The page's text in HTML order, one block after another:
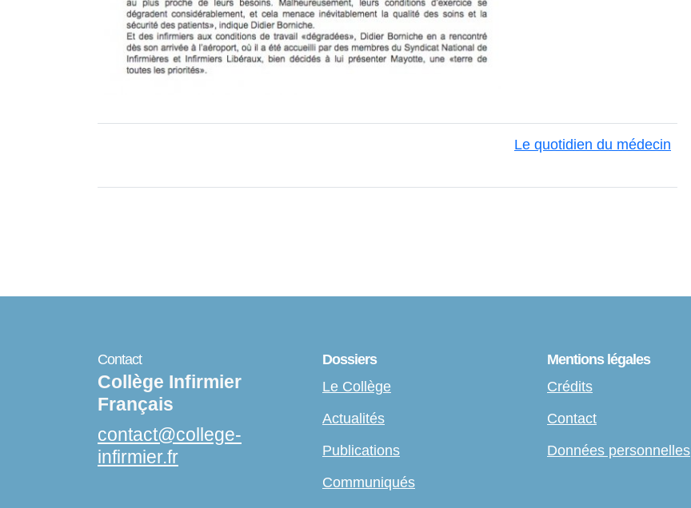
Le quotidien du médecin
Contact
Collège Infirmier
Français
contact@college-
infirmier.fr
Dossiers
Le Collège
Actualités
Publications
Communiqués
Mentions légales
Crédits
Contact
Données personnelles